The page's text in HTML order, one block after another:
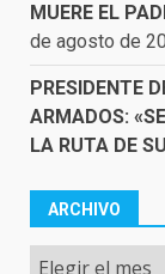
MUERE EL
de agosto de
PRESIDENTE
ARMADOS:
LA RUTA DE
ARCHIVO
Archivo